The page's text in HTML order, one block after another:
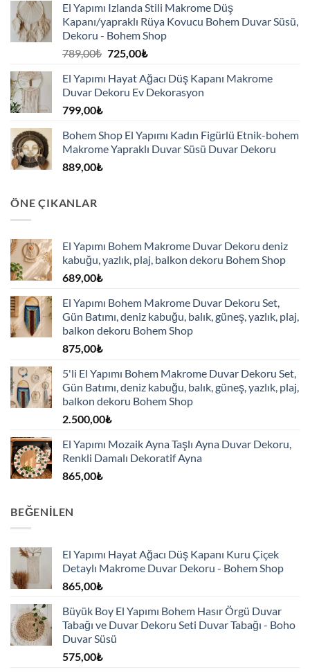
El Yapımı Izlanda Stili Makrome Düş
Kapanı/yapraklı Rüya Kovucu Bohem Duvar Süsü,
Dekoru - Bohem Shop
789,00₺ Orijinal
789,00₺.
725,00₺Şu
fiyat:
725,00₺.
El Yapımı Hayat Ağacı Düş Kapanı Makrome
Duvar Dekoru Ev Dekorasyon
799,00₺
Bohem Shop El Yapımı Kadın Figürlü Etnik-bohem
Makrome Yapraklı Duvar Süsü Duvar Dekoru
889,00₺
ÖNE ÇIKANLAR
El Yapımı Bohem Makrome Duvar Dekoru deniz
kabuğu, yazlık, plaj, balkon dekoru Bohem Shop
689,00₺
El Yapımı Bohem Makrome Duvar Dekoru Set,
Gün Batımı, deniz kabuğu, balık, güneş, yazlık, plaj,
balkon dekoru Bohem Shop
875,00₺
5'li El Yapımı Bohem Makrome Duvar Dekoru Set,
Gün Batımı, deniz kabuğu, balık, güneş, yazlık, plaj,
balkon dekoru Bohem Shop
2.500,00₺
El Yapımı Mozaik Ayna Taşlı Ayna Duvar Dekoru,
Renkli Damalı Dekoratif Ayna
865,00₺
BEĞENILEN
El Yapımı Hayat Ağacı Düş Kapanı Kuru Çiçek
Detaylı Makrome Duvar Dekoru - Bohem Shop
865,00₺
Büyük Boy El Yapımı Bohem Hasır Örgü Duvar
Tabağı ve Duvar Dekoru Seti Duvar Tabağı - Boho
Duvar Süsü
575,00₺